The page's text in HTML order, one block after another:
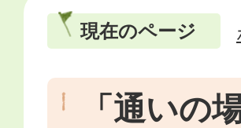
現在のページ
「通いの